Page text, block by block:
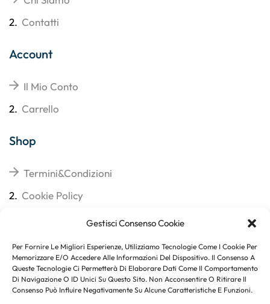
Gestisci Consenso Cookie
Per Fornire Le Migliori Esperienze, Utilizziamo Tecnologie Come I Cookie Per
Memorizzare E/o Accedere Alle Informazioni Del Dispositivo. Il Consenso A
Queste Tecnologie Ci Permetterà Di Elaborare Dati Come Il Comportamento
Di Navigazione O ID Unici Su Questo Sito. Non Acconsentire O Ritirare Il
Consenso Può Influire Negativamente Su Alcune Caratteristiche E Funzioni.
2. Contatti
Account
Il Mio Conto
2. Carrello
Shop
Termini&Condizioni
2. Cookie Policy